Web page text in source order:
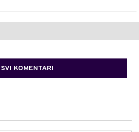
SVI KOMENTARI